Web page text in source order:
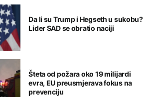
Da li su Trump i Hegseth u sukobu?
Lider SAD se obratio naciji
Šteta od požara oko 19 milijardi
evra, EU preusmjerava fokus na
prevenciju